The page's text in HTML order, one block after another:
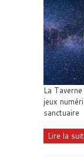
La
jeux
sanctuaire
Lire la